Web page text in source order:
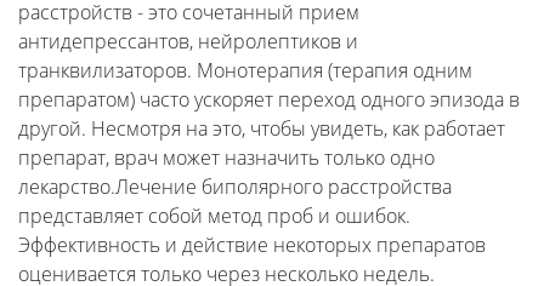
расстройств - это сочетанный прием
антидепрессантов, нейролептиков и
транквилизаторов. Монотерапия (терапия одним
препаратом) часто ускоряет переход одного эпизода в
другой. Несмотря на это, чтобы увидеть, как работает
препарат, врач может назначить только одно
лекарство.Лечение биполярного расстройства
представляет собой метод проб и ошибок.
Эффективность и действие некоторых препаратов
оценивается только через несколько недель.